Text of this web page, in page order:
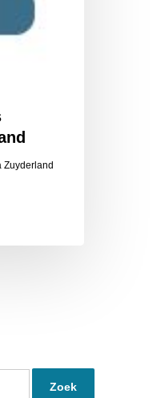
Zuyderland